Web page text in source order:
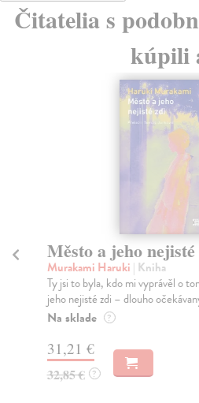
Čitatelia s
kúpili
Město a jeho
Murakami Haruki | Kniha
Ty jsi to byla, kdo mi vyprávěl o
jeho nejisté zdi – dlouho
Na sklade ?
31,21 €
32,85 € ?